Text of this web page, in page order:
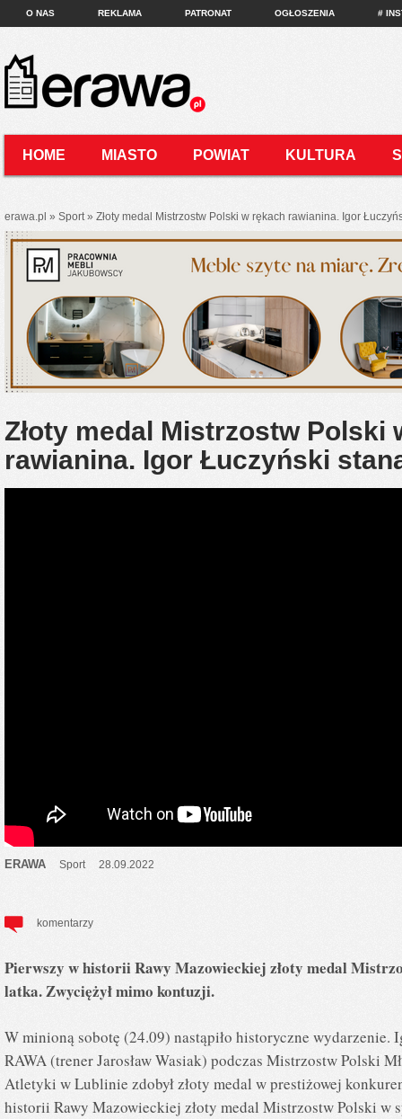
O NAS REKLAMA PATRONAT OGŁOSZENIA #
HOME MIASTO POWIAT KULTURA
erawa.pl » Sport » Złoty medal Mistrzostw Polski w rękach rawianina. Igor
Złoty medal Mistrzostw Polski
rawianina. Igor Łuczyński
ERAWA Sport 28.09.2022
komentarzy
Pierwszy w historii Rawy Mazowieckiej złoty medal
latka. Zwyciężył mimo kontuzji.
W minioną sobotę (24.09) nastąpiło historyczne
RAWA (trener Jarosław Wasiak) podczas Mistrzostw Polski
Atletyki w Lublinie zdobył złoty medal w prestiżowej
historii Rawy Mazowieckiej złoty medal Mistrzostw Polski w